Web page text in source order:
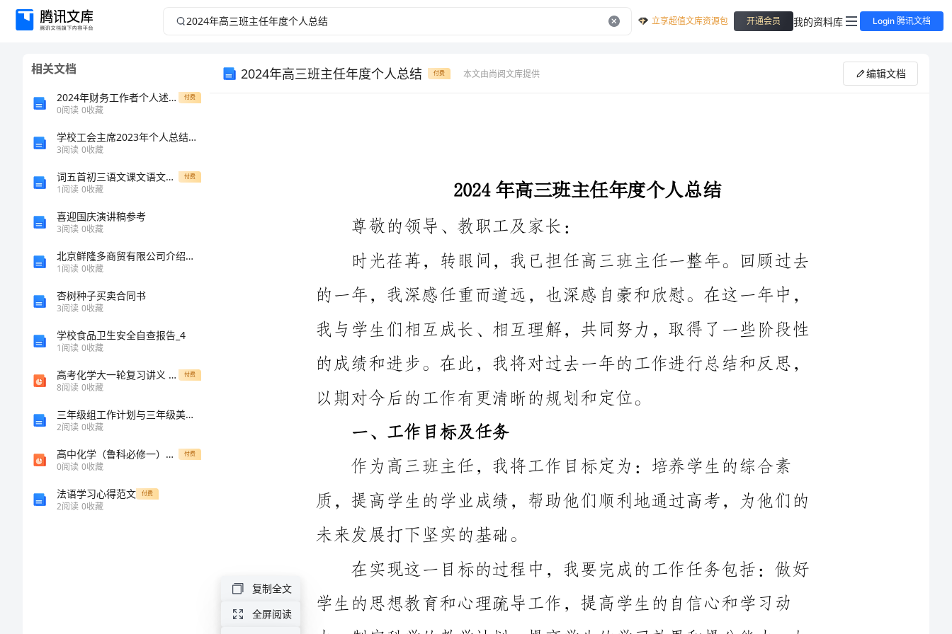
2024
2024
立享超值文库资源包 开通会员 我的资料库 Login 腾讯文档
相关文档
2024年财务工作者个人述职报告 付费
0阅读 0收藏
学校工会主席2023年个人总结（多篇）
3阅读 0收藏
词五首初三语文课文语文教案 付费
1阅读 0收藏
喜迎国庆演讲稿参考
3阅读 0收藏
北京鲜隆多商贸有限公司介绍企业发展分析报告
1阅读 0收藏
杏树种子买卖合同书
3阅读 0收藏
学校食品卫生安全自查报告_4
1阅读 0收藏
高考化学大一轮复习讲义 第二章 第5讲 氧化还原反应的计算及方程式的配平课件 付费
8阅读 0收藏
三年级组工作计划与三年级美术教师工作计划汇编
2阅读 0收藏
高中化学（鲁科必修一）同步课件：第4章 第2节 第1课时 铝与铝合金 付费
0阅读 0收藏
法语学习心得范文 付费
2阅读 0收藏
2024年高三班主任年度个人总结 付费 本文由尚阅文库提供 编辑文档
二、工作内容及成果
1.思想教育和心理疏导
尊敬的领导、教职工及家长：
我与学生们相互成长、相互理解，共同努力，取得了一些阶段性
的成绩和进步。在此，我将对过去一年的工作进行总结和反思，
以期对今后的工作有更清晰的规划和定位。
作为高三班主任，我将工作目标定为：培养学生的综合素
质，提高学生的学业成绩，帮助他们顺利地通过高考，为他们的
未来发展打下坚实的基础。
力；制定科学的教学计划，提高学生的学习效果和提分能力；加
复制全文
全屏阅读